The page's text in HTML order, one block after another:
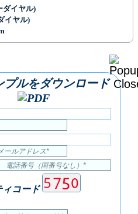
ダイヤル)
イヤル)
プルをダウンロード
ィコード